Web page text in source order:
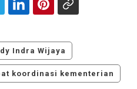
Indra Wijaya
koordinasi kementerian